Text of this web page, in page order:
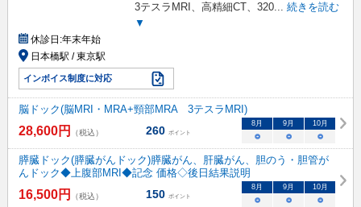
3テスラMRI、高精細CT、320... 続きを読む
▼
休診日:年末年始
日本橋駅 / 東京駅
インボイス制度に対応
脳ドック(脳MRI・MRA+頸部MRA 3テスラMRI)
28,600円 （税込） 260 ポイント
8月 9月 10月
○ ○ ○
膵臓ドック(膵臓がんドック)膵臓がん、肝臓がん、胆のう・胆管が
んドック◆上腹部MRI◆記念 価格◇後日結果説明
16,500円 （税込） 150 ポイント
8月 9月 10月
○ ○ ○